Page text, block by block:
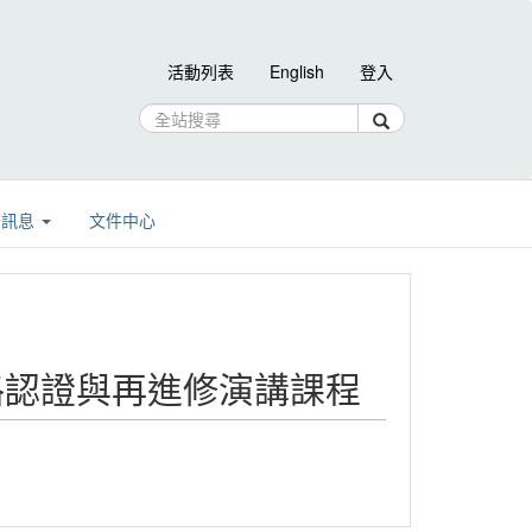
活動列表 English 登入
息 文件中心
證與再進修演講課程